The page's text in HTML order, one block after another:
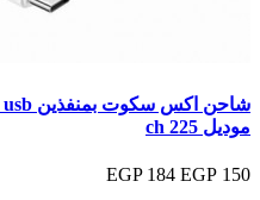
موديل ch 225
150 EGP
184 EGP